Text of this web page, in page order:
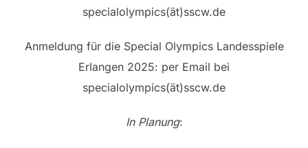
specialolympics(ät)sscw.de
Anmeldung für die Special Olympics Landesspiele
Erlangen 2025: per Email bei
specialolympics(ät)sscw.de
In Planung: